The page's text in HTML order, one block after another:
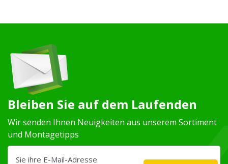
Bleiben Sie auf dem Laufenden
Wir senden Ihnen Neuigkeiten aus unserem Sortiment
und Montagetipps